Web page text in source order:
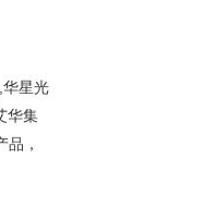
星光
华集
，